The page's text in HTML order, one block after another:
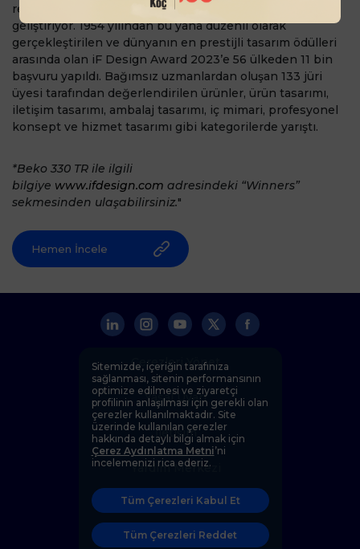
renkli dokunmatik ekranıyla ödeme deneyimini
geliştiriyor. 1954 yılından bu yana düzenli olarak
gerçekleştirilen ve dünyanın en prestijli tasarım ödülleri
arasında olan iF Design Award 2023’e 56 ülkeden 11 bin
başvuru yapıldı. Bağımsız uzmanlardan oluşan 133 jüri
üyesi tarafından değerlendirilen ürünler, ürün tasarımı,
iletişim tasarımı, ambalaj tasarımı, iç mimari, profesyonel
konsept ve hizmet tasarımı gibi kategorilerde yarıştı.
*Beko 330 TR ile ilgili
bilgiye www.ifdesign.com adresindeki “Winners”
sekmesinden ulaşabilirsiniz."
Hemen İncele
Kişisel Verilerin Korunması
Etik İlkeler ve Uyum Politikası
Çerezleri Yönet
Yasal Uyarı
İletişim
Yardım Merkezi
Sitemizde, içeriğin tarafınıza
sağlanması, sitenin performansının
optimize edilmesi ve ziyaretçi
profilinin anlaşılması için gerekli olan
çerezler kullanılmaktadır. Site
üzerinde kullanılan çerezler
hakkında detaylı bilgi almak için
Çerez Aydınlatma Metni’ni
incelemenizi rica ederiz.
Tüm Çerezleri Kabul Et
Tüm Çerezleri Reddet